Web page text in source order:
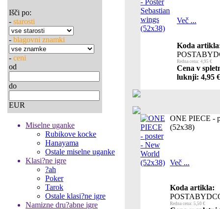
Išči po:
- starosti
- blagovni znamki
- ceni
od
do
EUR
Miselne uganke
Rubikove kocke
Hanayama
Ostale miselne uganke
Klasi?ne igre
?ah
Poker
Tarok
Ostale klasi?ne igre
Namizne dru?abne igre
Več ...
Koda
Redna cena: 4,95 €
Cena v
luknji: 4,95 €
ONE PIECE -
(52x38)
Več ...
Koda artikla:
Redna cena: 5,50 €